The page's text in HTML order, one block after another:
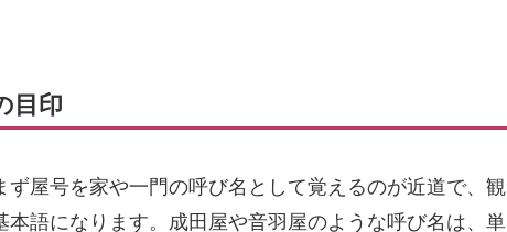
目印
屋号を家や一門の呼び名として覚えるのが近道で、観
語になります。成田屋や音羽屋のような呼び名は、単